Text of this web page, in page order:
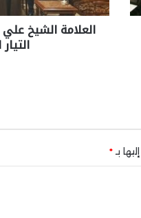
العلامة الشيخ
بـ *